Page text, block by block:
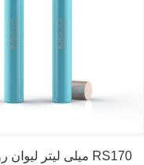
15 میلی لیتر لیوان رولون RS170